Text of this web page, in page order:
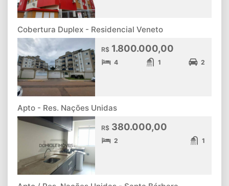
Cobertura Duplex - Residencial Veneto
R$ 1.800.000,00
4 1 2
Apto - Res. Nações Unidas
R$ 380.000,00
2 1